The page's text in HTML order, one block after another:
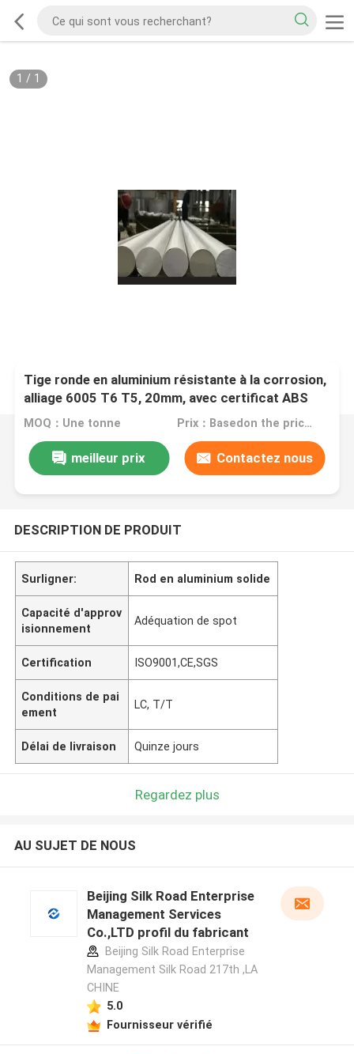
1 / 1
Tige ronde en aluminium résistante à la corrosion,
alliage 6005 T6 T5, 20mm, avec certificat ABS
MOQ：Une tonne Prix：Basedon the price of the day
meilleur prix Contactez nous
DESCRIPTION DE PRODUIT
Surligner: Rod en aluminium solide
Capacité d'approv
isionnement
Adéquation de spot
Certification ISO9001,CE,SGS
Conditions de pai
ement
LC, T/T
Délai de livraison Quinze jours
Regardez plus
AU SUJET DE NOUS
Beijing Silk Road Enterprise
Management Services
Co.,LTD profil du fabricant
Beijing Silk Road Enterprise
Management Silk Road 217th ,LA
CHINE
5.0
Fournisseur vérifié